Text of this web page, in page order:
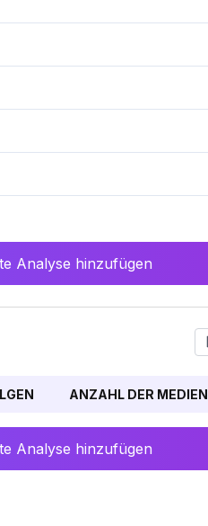
Analyse hinzufügen
ANZAHL DER MEDIEN
Analyse hinzufügen